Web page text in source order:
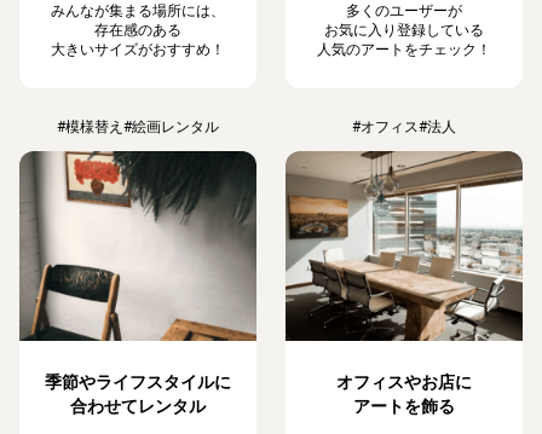
みんなが集まる場所には、
存在感のある
大きいサイズがおすすめ！
多くのユーザーが
お気に入り登録している
人気のアートをチェック！
#模様替え #絵画レンタル
季節やライフスタイルに
合わせてレンタル
#オフィス#法人
オフィスやお店に
アートを飾る